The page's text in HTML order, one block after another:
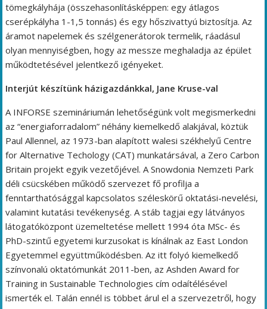
tömegkályhája (összehasonlításképpen: egy átlagos
cserépkályha 1-1,5 tonnás) és egy hőszivattyú biztosítja. Az
áramot napelemek és szélgenerátorok termelik, ráadásul
olyan mennyiségben, hogy az messze meghaladja az épület
működtetésével jelentkező igényeket.
Interjút készítünk házigazdánkkal, Jane Kruse-val
A INFORSE szemináriumán lehetőségünk volt megismerkedni
az “energiaforradalom” néhány kiemelkedő alakjával, köztük
Paul Allennel, az 1973-ban alapított walesi székhelyű Centre
for Alternative Techology (CAT) munkatársával, a Zero Carbon
Britain projekt egyik vezetőjével. A Snowdonia Nemzeti Park
déli csücskében működő szervezet fő profilja a
fenntarthatósággal kapcsolatos széleskörű oktatási-nevelési,
valamint kutatási tevékenység. A stáb tagjai egy látványos
látogatóközpont üzemeltetése mellett 1994 óta MSc- és
PhD-szintű egyetemi kurzusokat is kínálnak az East London
Egyetemmel együttműködésben. Az itt folyó kiemelkedő
színvonalú oktatómunkát 2011-ben, az Ashden Award for
Training in Sustainable Technologies cím odaítélésével
ismerték el. Talán ennél is többet árul el a szervezetről, hogy